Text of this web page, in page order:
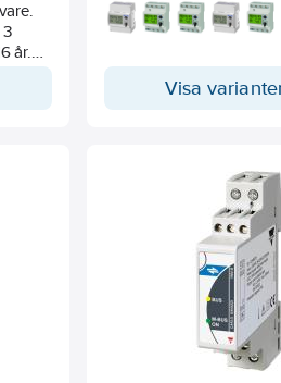
år.
till
(säljs
debiteringsmätning.
skena. M-Bus.
Visa